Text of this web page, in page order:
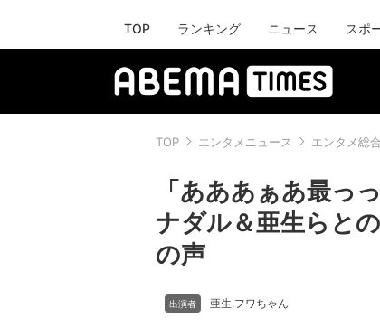
TOP ランキング ニュース スポ
TOP エンタメニュース エンタメ総合
「あああぁあ最っ
ナダル＆亜生らと
の声
亜生,フワちゃん